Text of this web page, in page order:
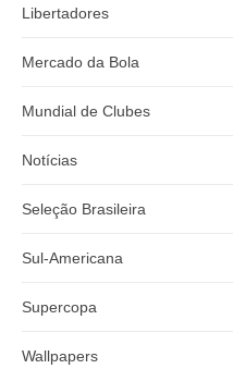
Libertadores
Mercado da Bola
Mundial de Clubes
Notícias
Seleção Brasileira
Sul-Americana
Supercopa
Wallpapers